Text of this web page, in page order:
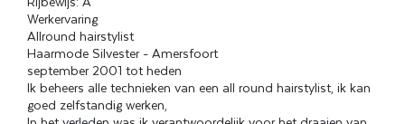
Werkervaring
Allround hairstylist
Haarmode Silvester - Amersfoort
september 2001 tot heden
Ik beheers alle technieken van een all round hairstylist, ik kan
goed zelfstandig werken,